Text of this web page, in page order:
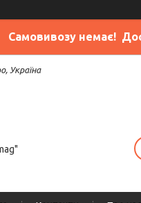
Самовивозу немає!
Україна